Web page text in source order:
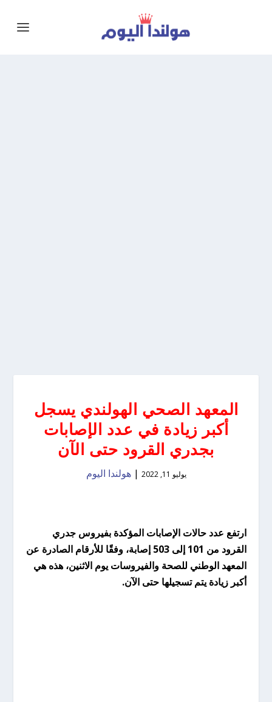
المعهد الصحي الهولندي يسجل
أكبر زيادة في عدد الإصابات
بجدري القرود حتى الآن
يوليو 11, 2022 |هولندا اليوم
ارتفع عدد حالات الإصابات المؤكدة بفيروس جدري
القرود من 101 إلى 503 إصابة، وفقًا للأرقام الصادرة عن
المعهد الوطني للصحة والفيروسات يوم الاثنين، هذه هي
أكبر زيادة يتم تسجيلها حتى الآن.